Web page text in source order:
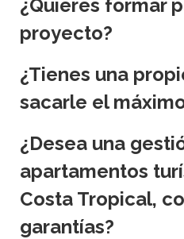
¿Quieres formar
proyecto?
¿Tienes una
sacarle el
¿Desea una
apartamentos
Costa Tropical,
garantías?